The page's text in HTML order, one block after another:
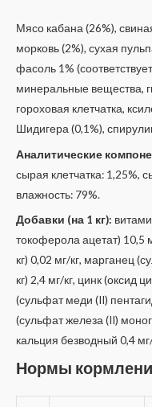
Мясо кабана (26%),
морковь (2%), сухая
фасоль 1%
минеральные вещества,
гороховая клетчатка,
Шидигера (0,1%),
Аналитические
сырая клетчатка: 1,25%,
влажность: 79%.
Добавки (на 1 кг):
токоферола ацетат) 10,5
кг) 0,02 мг/кг, марганец
кг) 2,4 мг/кг, цинк (оксид
(сульфат меди (II)
(сульфат железа (II)
кальция безводный 0,4
Нормы